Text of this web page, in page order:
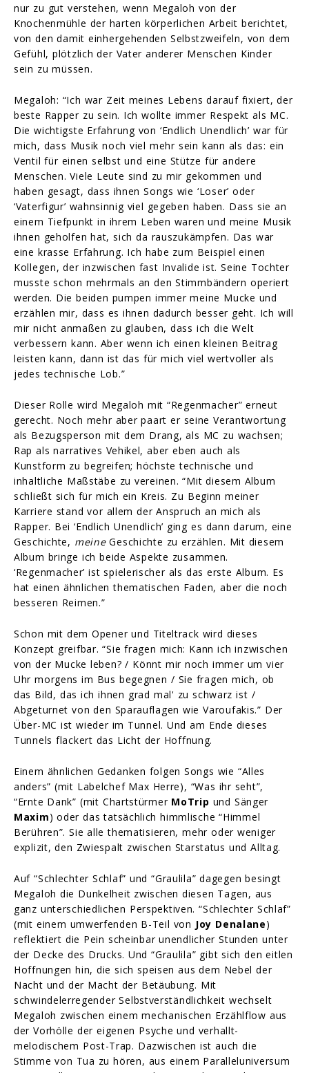
nur zu gut verstehen, wenn Megaloh von der
Knochenmühle der harten körperlichen Arbeit berichtet,
von den damit einhergehenden Selbstzweifeln, von dem
Gefühl, plötzlich der Vater anderer Menschen Kinder
sein zu müssen.
Megaloh: “Ich war Zeit meines Lebens darauf fixiert, der
beste Rapper zu sein. Ich wollte immer Respekt als MC.
Die wichtigste Erfahrung von ‘Endlich Unendlich’ war für
mich, dass Musik noch viel mehr sein kann als das: ein
Ventil für einen selbst und eine Stütze für andere
Menschen. Viele Leute sind zu mir gekommen und
haben gesagt, dass ihnen Songs wie ‘Loser’ oder
‘Vaterfigur’ wahnsinnig viel gegeben haben. Dass sie an
einem Tiefpunkt in ihrem Leben waren und meine Musik
ihnen geholfen hat, sich da rauszukämpfen. Das war
eine krasse Erfahrung. Ich habe zum Beispiel einen
Kollegen, der inzwischen fast Invalide ist. Seine Tochter
musste schon mehrmals an den Stimmbändern operiert
werden. Die beiden pumpen immer meine Mucke und
erzählen mir, dass es ihnen dadurch besser geht. Ich will
mir nicht anmaßen zu glauben, dass ich die Welt
verbessern kann. Aber wenn ich einen kleinen Beitrag
leisten kann, dann ist das für mich viel wertvoller als
jedes technische Lob.”
Dieser Rolle wird Megaloh mit “Regenmacher” erneut
gerecht. Noch mehr aber paart er seine Verantwortung
als Bezugsperson mit dem Drang, als MC zu wachsen;
Rap als narratives Vehikel, aber eben auch als
Kunstform zu begreifen; höchste technische und
inhaltliche Maßstäbe zu vereinen. “Mit diesem Album
schließt sich für mich ein Kreis. Zu Beginn meiner
Karriere stand vor allem der Anspruch an mich als
Rapper. Bei ‘Endlich Unendlich’ ging es dann darum, eine
Geschichte, meineGeschichte zu erzählen. Mit diesem
Album bringe ich beide Aspekte zusammen.
‘Regenmacher’ ist spielerischer als das erste Album. Es
hat einen ähnlichen thematischen Faden, aber die noch
besseren Reimen.”
Schon mit dem Opener und Titeltrack wird dieses
Konzept greifbar. “Sie fragen mich: Kann ich inzwischen
von der Mucke leben? / Könnt mir noch immer um vier
Uhr morgens im Bus begegnen / Sie fragen mich, ob
das Bild, das ich ihnen grad mal' zu schwarz ist /
Abgeturnet von den Sparauflagen wie Varoufakis.” Der
Über-MC ist wieder im Tunnel. Und am Ende dieses
Tunnels flackert das Licht der Hoffnung.
Einem ähnlichen Gedanken folgen Songs wie “Alles
anders” (mit Labelchef Max Herre), “Was ihr seht”,
“Ernte Dank” (mit Chartstürmer MoTrip und Sänger
Maxim) oder das tatsächlich himmlische “Himmel
Berühren”. Sie alle thematisieren, mehr oder weniger
explizit, den Zwiespalt zwischen Starstatus und Alltag.
Auf “Schlechter Schlaf” und “Graulila” dagegen besingt
Megaloh die Dunkelheit zwischen diesen Tagen, aus
ganz unterschiedlichen Perspektiven. “Schlechter Schlaf”
(mit einem umwerfenden B-Teil von Joy Denalane)
reflektiert die Pein scheinbar unendlicher Stunden unter
der Decke des Drucks. Und “Graulila” gibt sich den eitlen
Hoffnungen hin, die sich speisen aus dem Nebel der
Nacht und der Macht der Betäubung. Mit
schwindelerregender Selbstverständlichkeit wechselt
Megaloh zwischen einem mechanischen Erzählflow aus
der Vorhölle der eigenen Psyche und verhallt-
melodischem Post-Trap. Dazwischen ist auch die
Stimme von Tua zu hören, aus einem Paralleluniversum